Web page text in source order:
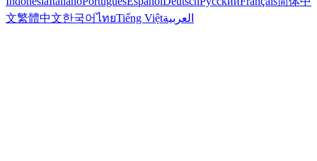
文繁體中文한국어ไทยTiếng Việtالعربية